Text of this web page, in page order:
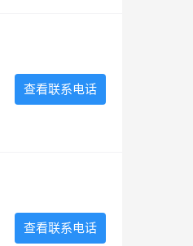
查看联系电话
查看联系电话